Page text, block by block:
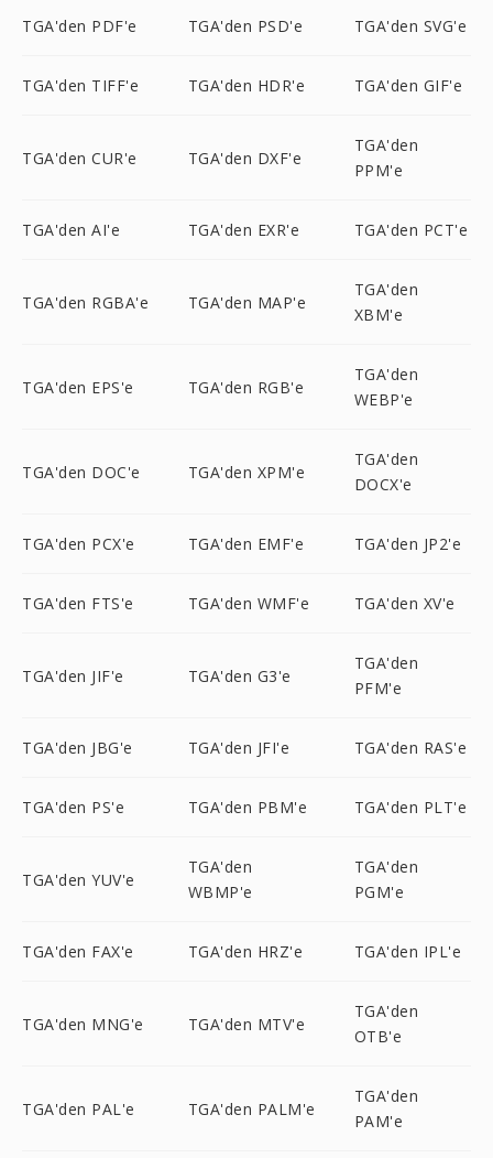
TGA'den PDF'e TGA'den PSD'e TGA'den SVG'e
TGA'den TIFF'e TGA'den HDR'e TGA'den GIF'e
TGA'den CUR'e TGA'den DXF'e
TGA'den
PPM'e
TGA'den AI'e TGA'den EXR'e TGA'den PCT'e
TGA'den RGBA'e TGA'den MAP'e
TGA'den
XBM'e
TGA'den EPS'e TGA'den RGB'e
TGA'den
WEBP'e
TGA'den DOC'e TGA'den XPM'e
TGA'den
DOCX'e
TGA'den PCX'e TGA'den EMF'e TGA'den JP2'e
TGA'den FTS'e TGA'den WMF'e TGA'den XV'e
TGA'den JIF'e TGA'den G3'e
TGA'den
PFM'e
TGA'den JBG'e TGA'den JFI'e TGA'den RAS'e
TGA'den PS'e TGA'den PBM'e TGA'den PLT'e
TGA'den YUV'e
TGA'den
WBMP'e
TGA'den
PGM'e
TGA'den FAX'e TGA'den HRZ'e TGA'den IPL'e
TGA'den MNG'e TGA'den MTV'e
TGA'den
OTB'e
TGA'den PAL'e TGA'den PALM'e
TGA'den
PAM'e